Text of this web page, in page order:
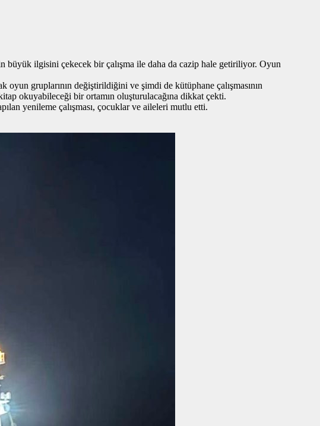
büyük ilgisini çekecek bir çalışma ile daha da cazip hale getiriliyor. Oyun
gruplarının değiştirildiğini ve şimdi de kütüphane çalışmasının
okuyabileceği bir ortamın oluşturulacağına dikkat çekti.
yenileme çalışması, çocuklar ve aileleri mutlu etti.